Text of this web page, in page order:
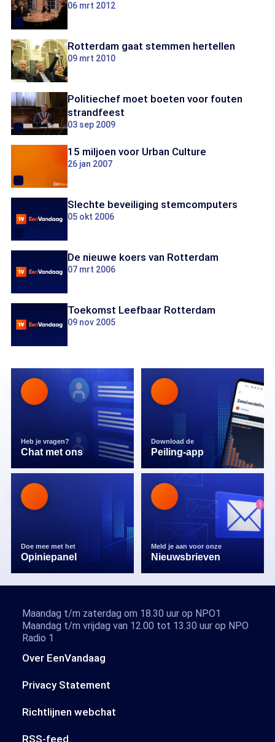
06 mrt 2012
Rotterdam gaat stemmen hertellen
09 mrt 2010
Politiechef moet boeten voor fouten
strandfeest
03 sep 2009
15 miljoen voor Urban Culture
26 jan 2007
Slechte beveiliging stemcomputers
05 okt 2006
De nieuwe koers van Rotterdam
07 mrt 2006
Toekomst Leefbaar Rotterdam
09 nov 2005
Heb je vragen?
Chat met ons
Download de
Peiling-app
Doe mee met het
Opiniepanel
Meld je aan voor onze
Nieuwsbrieven
Over EenVandaag
Privacy Statement
Richtlijnen webchat
RSS-feed
Maandag t/m zaterdag om 18.30 uur op NPO1
Maandag t/m vrijdag van 12.00 tot 13.30 uur op NPO
Radio 1